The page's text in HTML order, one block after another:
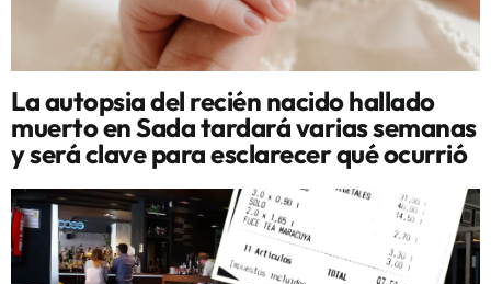
La autopsia del recién nacido hallado
muerto en Sada tardará varias semanas
y será clave para esclarecer qué ocurrió